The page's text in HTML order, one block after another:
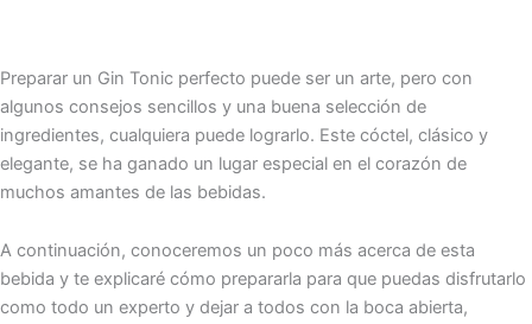
Preparar un Gin Tonic perfecto puede ser un arte, pero con
algunos consejos sencillos y una buena selección de
ingredientes, cualquiera puede lograrlo. Este cóctel, clásico y
elegante, se ha ganado un lugar especial en el corazón de
muchos amantes de las bebidas.
A continuación, conoceremos un poco más acerca de esta
bebida y te explicaré cómo prepararla para que puedas disfrutarlo
como todo un experto y dejar a todos con la boca abierta,